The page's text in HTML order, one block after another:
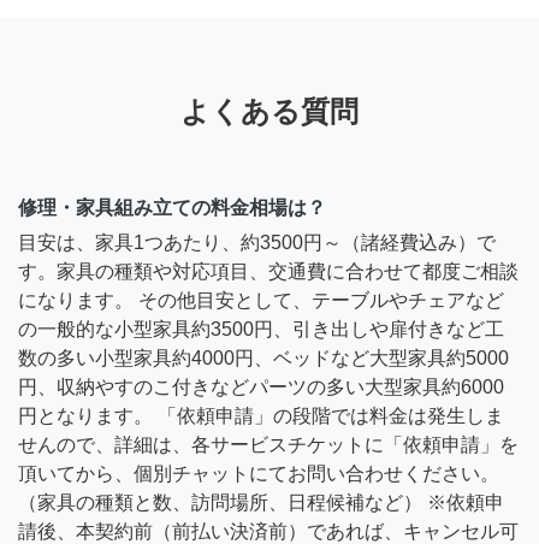
よくある質問
修理・家具組み立ての料金相場は？
目安は、家具1つあたり、約3500円～（諸経費込み）で
す。家具の種類や対応項目、交通費に合わせて都度ご相談
になります。 その他目安として、テーブルやチェアなど
の一般的な小型家具約3500円、引き出しや扉付きなど工
数の多い小型家具約4000円、ベッドなど大型家具約5000
円、収納やすのこ付きなどパーツの多い大型家具約6000
円となります。 「依頼申請」の段階では料金は発生しま
せんので、詳細は、各サービスチケットに「依頼申請」を
頂いてから、個別チャットにてお問い合わせください。
（家具の種類と数、訪問場所、日程候補など） ※依頼申
請後、本契約前（前払い決済前）であれば、キャンセル可